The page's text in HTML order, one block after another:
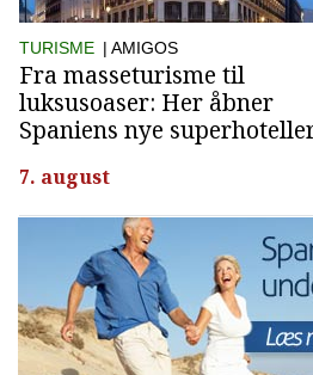
TURISME | AMIGOS
Fra masseturisme til
luksusoaser: Her åbner
Spaniens nye
7. august